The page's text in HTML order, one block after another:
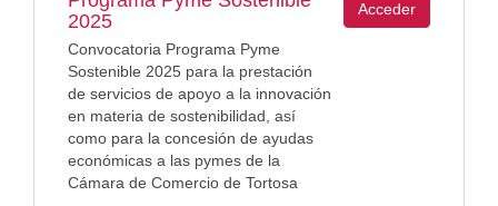
2025
Convocatoria Programa Pyme
Sostenible 2025 para la prestación
de servicios de apoyo a la innovación
en materia de sostenibilidad, así
como para la concesión de ayudas
económicas a las pymes de la
Cámara de Comercio de Tortosa
Acceder